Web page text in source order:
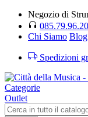
Negozio di
Chi Siamo
Spedizioni
Categorie
Outlet